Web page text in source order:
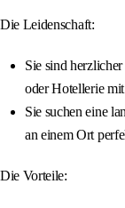
Die Leidenschaft:
Sie sind
oder Hotellerie
Sie suchen eine
an einem Ort
Die Vorteile: